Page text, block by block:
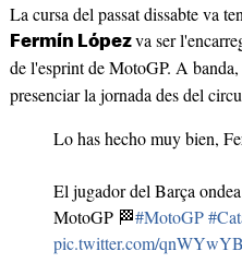
La cursa del passat dissabte va
Fermín Lópezva ser
de l'esprint de MotoGP. A banda,
presenciar la jornada des del
Lo has hecho muy bien,
El jugador del Barça
MotoGP 🏁#MotoGP
pic.twitter.com/